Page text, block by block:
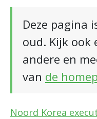
Deze pagina
oud. Kijk ook
andere en
van de
Noord Korea